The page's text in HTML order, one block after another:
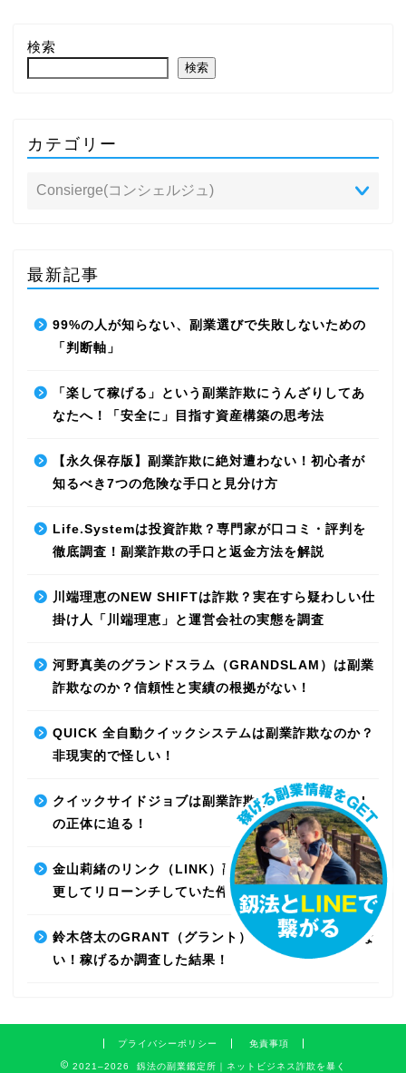
検索
検索
カテゴリー
最新記事
99%の人が知らない、副業選びで失敗しないための
「判断軸」
「楽して稼げる」という副業詐欺にうんざりしてあ
なたへ！「安全に」目指す資産構築の思考法
【永久保存版】副業詐欺に絶対遭わない！初心者が
知るべき7つの危険な手口と見分け方
Life.Systemは投資詐欺？専門家が口コミ・評判を
徹底調査！副業詐欺の手口と返金方法を解説
川端理恵のNEW SHIFTは詐欺？実在すら疑わしい仕
掛け人「川端理恵」と運営会社の実態を調査
河野真美のグランドスラム（GRANDSLAM）は副業
詐欺なのか？信頼性と実績の根拠がない！
QUICK 全自動クイックシステムは副業詐欺なのか？
非現実的で怪しい！
クイックサイドジョブは副業詐欺なのか？最先端AI
の正体に迫る！
金山莉緒のリンク（LINK）副業詐欺！運営会社を変
更してリローンチしていた件！【再編集】
鈴木啓太のGRANT（グラント）は副業詐欺で稼げな
い！稼げるか調査した結果！
プライバシーポリシー 免責事項
2021–2026 釼法の副業鑑定所｜ネットビジネス詐欺を暴く